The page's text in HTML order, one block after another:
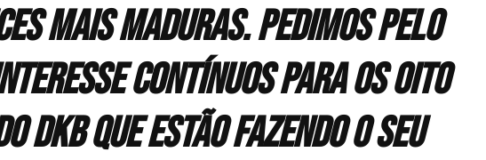
mais maduras. Pedimos pelo
contínuos para os oito
DKB que estão fazendo o seu